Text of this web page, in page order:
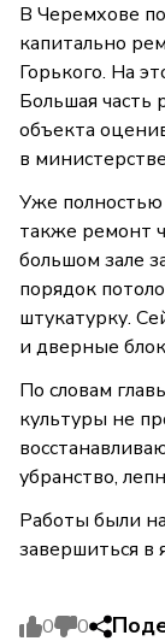
В Черемхове
капитально
Горького. На
Большая часть
объекта
в
Уже
также ремонт
большом зале
порядок
штукатурку.
и дверные
По словам
культуры не
убранство,
Работы были
завершиться в
0 0